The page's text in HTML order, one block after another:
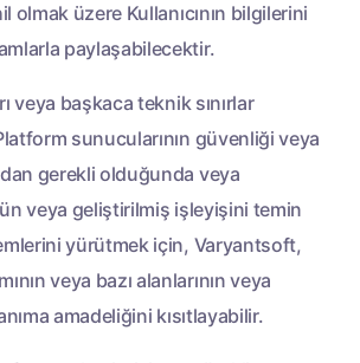
olmak üzere Kullanıcının bilgilerini
paylaşabilecektir.
veya başkaca teknik sınırlar
sunucularının güvenliği veya
gerekli olduğunda veya
veya geliştirilmiş işleyişini temin
yürütmek için, Varyantsoft,
veya bazı alanlarının veya
amadeliğini kısıtlayabilir.